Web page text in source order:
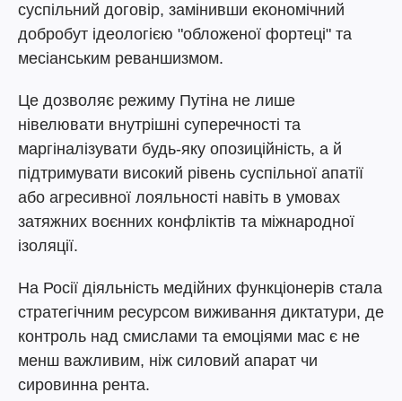
суспільний договір, замінивши економічний
добробут ідеологією "обложеної фортеці" та
месіанським реваншизмом.
Це дозволяє режиму Путіна не лише
нівелювати внутрішні суперечності та
маргіналізувати будь-яку опозиційність, а й
підтримувати високий рівень суспільної апатії
або агресивної лояльності навіть в умовах
затяжних воєнних конфліктів та міжнародної
ізоляції.
На Росії діяльність медійних функціонерів стала
стратегічним ресурсом виживання диктатури, де
контроль над смислами та емоціями мас є не
менш важливим, ніж силовий апарат чи
сировинна рента.